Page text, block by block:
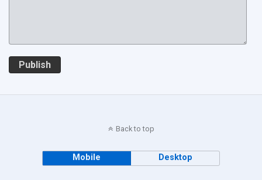
Publish
Back to top
Mobile Desktop